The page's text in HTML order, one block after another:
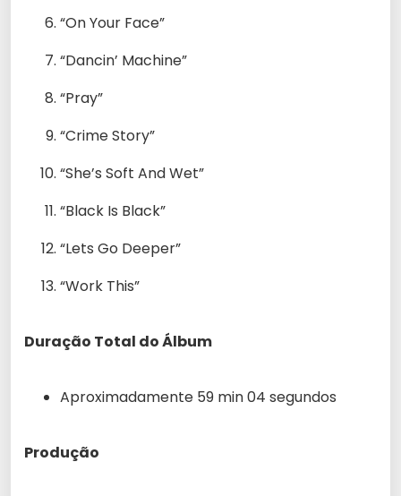
“On Your Face”
“Dancin’ Machine”
“Pray”
“Crime Story”
“She’s Soft And Wet”
“Black Is Black”
“Lets Go Deeper”
“Work This”
Duração Total do Álbum
Aproximadamente 59 min 04 segundos
Produção